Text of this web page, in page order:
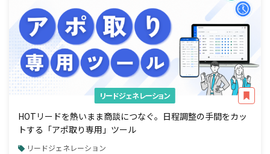
リードジェネレーション
HOTリードを熱いまま商談につなぐ。日程調整の手間をカッ
トする「アポ取り専用」ツール
リードジェネレーション